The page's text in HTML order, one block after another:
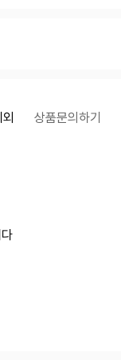
상품문의하기